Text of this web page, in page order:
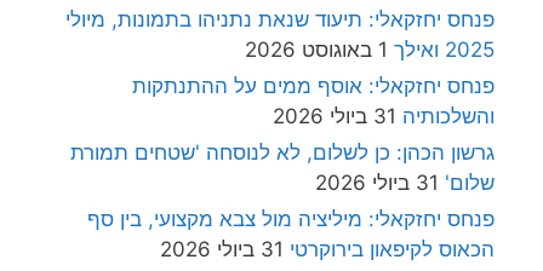
פנחס יחזקאלי: תיעוד שנאת נתניהו בתמונות, מיולי
2025 ואילך
1 באוגוסט 2026
פנחס יחזקאלי: אוסף ממים על ההתנתקות
והשלכותיה 31 ביולי 2026
גרשון הכהן: כן לשלום, לא לנוסחה 'שטחים תמורת
שלום' 31 ביולי 2026
פנחס יחזקאלי: מיליציה מול צבא מקצועי, בין סף
הכאוס לקיפאון בירוקרטי 31 ביולי 2026